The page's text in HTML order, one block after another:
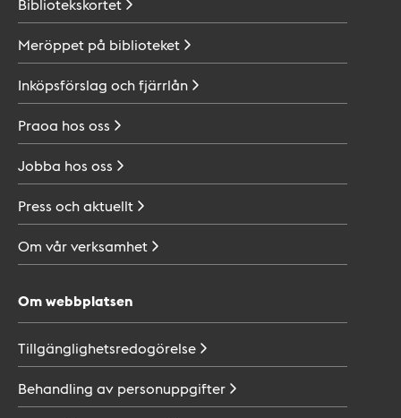
Bibliotekskortet
Meröppet på biblioteket
Inköpsförslag ochfjärrlån
Praoa hos oss
Jobba hos oss
Press ochaktuellt
Om vårverksamhet
Om webbplatsen
Tillgänglighetsredogörelse
Behandling av personuppgifter